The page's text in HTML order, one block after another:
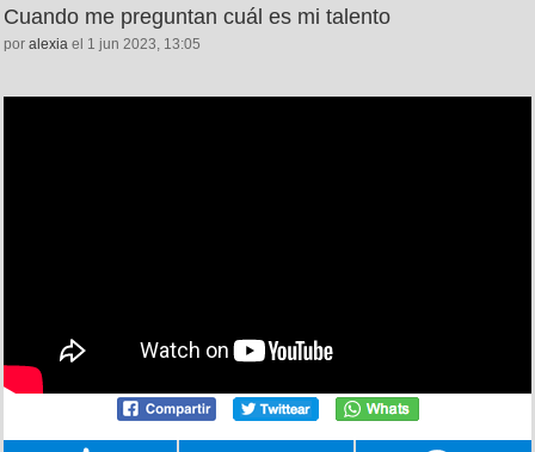
Cuando me preguntan cuál es mi talento
por alexia el 1 jun 2023, 13:05